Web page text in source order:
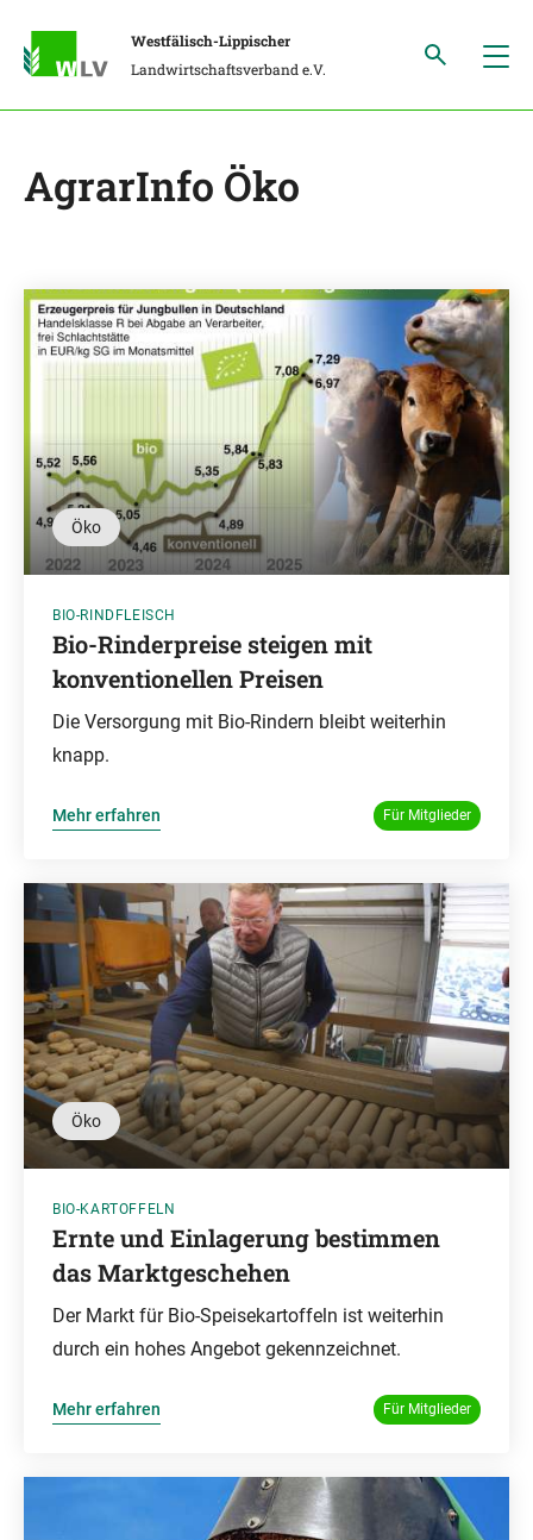
Westfälisch-Lippischer
Landwirtschaftsverband e.V.
AgrarInfo Öko
Öko
BIO-RINDFLEISCH
Bio-Rinderpreise steigen mit
konventionellen Preisen
Die Versorgung mit Bio-Rindern bleibt weiterhin
knapp.
Mehr erfahren Für Mitglieder
Öko
BIO-KARTOFFELN
Ernte und Einlagerung bestimmen
das Marktgeschehen
Der Markt für Bio-Speisekartoffeln ist weiterhin
durch ein hohes Angebot gekennzeichnet.
Mehr erfahren Für Mitglieder